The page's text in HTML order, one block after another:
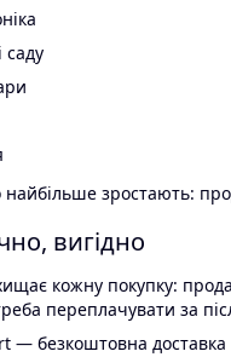
саду
зростають:
вигідно
кожну покупку:
переплачувати за
— безкоштовна доставка